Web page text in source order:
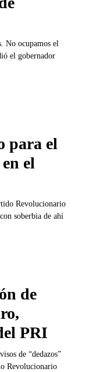
el gobernador
para el
el
soberbia de ahí
de
PRI
Revolucionario